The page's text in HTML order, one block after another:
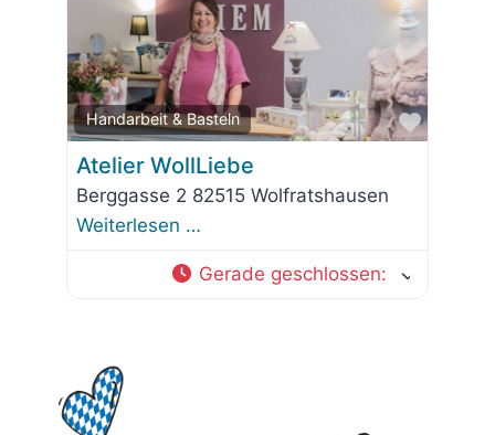
Handarbeit & Basteln
Favorit
Atelier WollLiebe
Berggasse 2 82515 Wolfratshausen
Weiterlesen …
Gerade geschlossen: